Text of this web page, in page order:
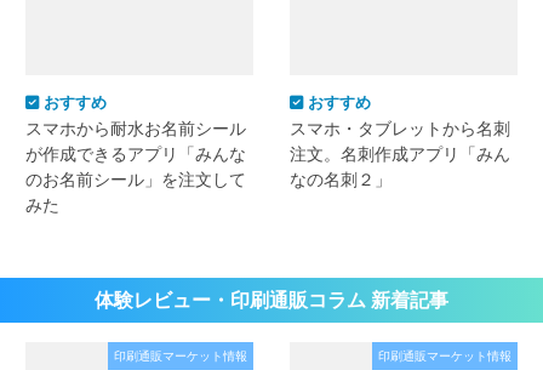
おすすめ
スマホから耐水お名前シール
が作成できるアプリ「みんな
のお名前シール」を注文して
みた
おすすめ
スマホ・タブレットから名刺
注文。名刺作成アプリ「みん
なの名刺２」
体験レビュー・印刷通販コラム 新着記事
印刷通販マーケット情報 印刷通販マーケット情報